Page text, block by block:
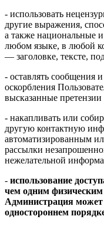
- использовать
другие выражения,
а также национальные
любом языке, в любой
— заголовке, тексте,
- оставлять сообщения
оскорбления
высказанные претензии
- накапливать или
другую контактную
автоматизированным
рассылки
нежелательной
- использование
чем одним
Администрация может
одностороннем